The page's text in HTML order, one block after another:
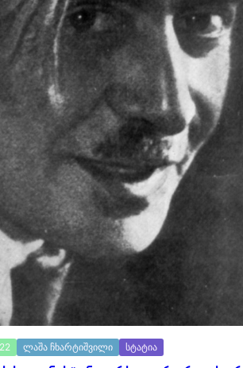
ლაშა ჩხარტიშვილი სტატია